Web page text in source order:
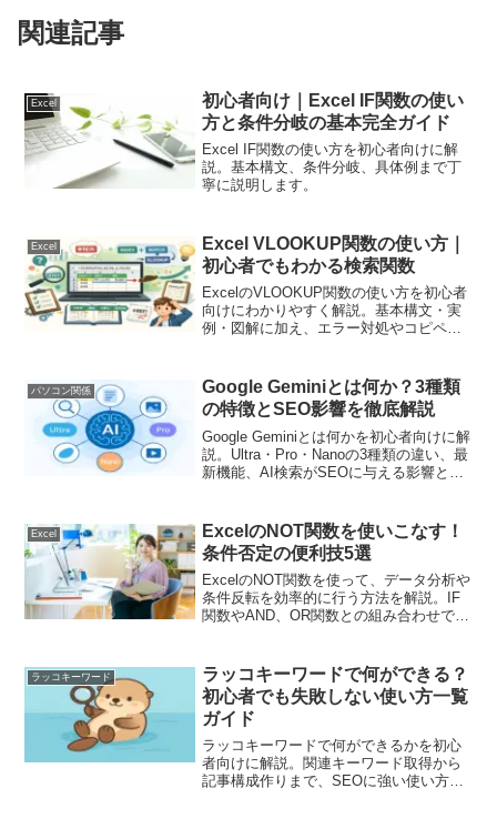
関連記事
Excel
初心者向け｜Excel IF関数の使い
方と条件分岐の基本完全ガイド
Excel IF関数の使い方を初心者向けに解
説。基本構文、条件分岐、具体例まで丁
寧に説明します。
Excel
Excel VLOOKUP関数の使い方｜
初心者でもわかる検索関数
ExcelのVLOOKUP関数の使い方を初心者
向けにわかりやすく解説。基本構文・実
例・図解に加え、エラー対処やコピペで
パソコン関係
Google Geminiとは何か？3種類
の特徴とSEO影響を徹底解説
Google Geminiとは何かを初心者向けに解
説。Ultra・Pro・Nanoの3種類の違い、最
新機能、AI検索がSEOに与える影響と今
Excel
ExcelのNOT関数を使いこなす！
条件否定の便利技5選
ExcelのNOT関数を使って、データ分析や
条件反転を効率的に行う方法を解説。IF
関数やAND、OR関数との組み合わせで、
ラッコキーワード
ラッコキーワードで何ができる？
初心者でも失敗しない使い方一覧
ガイド
ラッコキーワードで何ができるかを初心
者向けに解説。関連キーワード取得から
記事構成作りまで、SEOに強い使い方を